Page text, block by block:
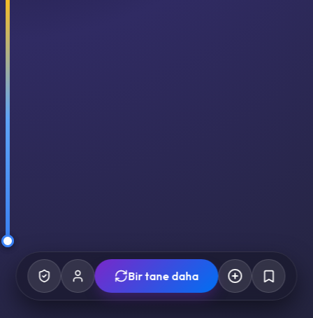
Bir tane daha